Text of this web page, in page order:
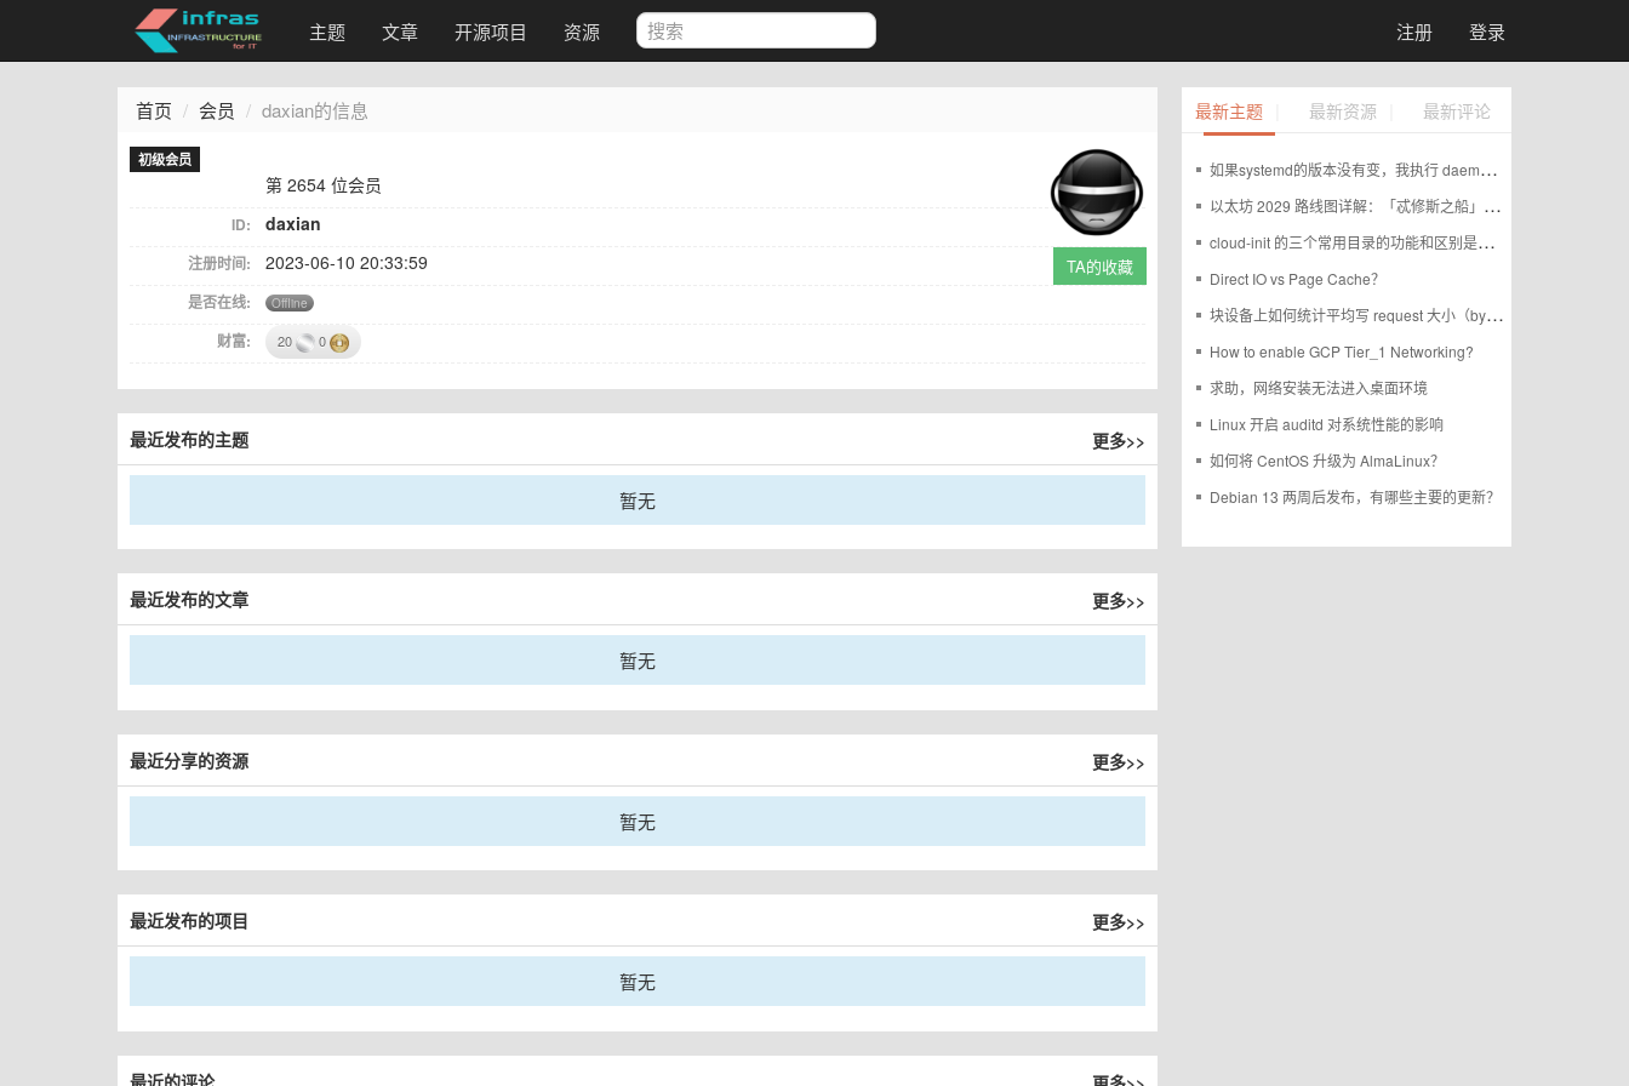
主题 文章 开源项目 资源 注册 登录
首页 会员 daxian的信息
TA的收藏
初级会员
第 2654 位会员
ID: daxian
注册时间: 2023-06-10 20:33:59
是否在线: Offline
财富: 20 0
更多>>
最近发布的主题
暂无
更多>>
最近发布的文章
暂无
更多>>
最近分享的资源
暂无
更多>>
最近发布的项目
暂无
最新主题 最新资源 最新评论
如果systemd的版本没有变，我执行 daemon-reexec 后如何判断进程是否重启过
以太坊 2029 路线图详解：「忒修斯之船」式重建
cloud-init 的三个常用目录的功能和区别是什么？
Direct IO vs Page Cache？
块设备上如何统计平均写 request 大小（bytes/IO）？
How to enable GCP Tier_1 Networking?
求助，网络安装无法进入桌面环境
Linux 开启 auditd 对系统性能的影响
如何将 CentOS 升级为 AlmaLinux？
Debian 13 两周后发布，有哪些主要的更新？